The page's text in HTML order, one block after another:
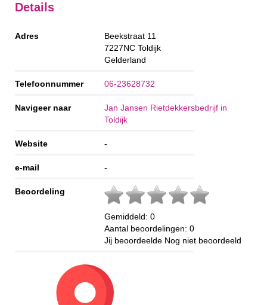
Details
Adres
Beekstraat 11
7227NC Toldijk
Gelderland
Telefoonnummer 06-23628732
Navigeer naar
Jan Jansen Rietdekkersbedrijf in
Toldijk
Website -
e-mail -
Beoordeling
Gemiddeld: 0
Aantal beoordelingen: 0
Jij beoordeelde Nog niet beoordeeld